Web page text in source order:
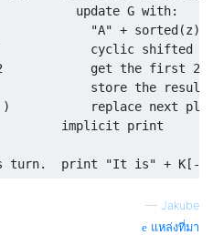
update G with:
"A" + sorted(z)
cyclic shifted
get the first 2
store the result
replace next
implicit print
— Jakube
แหล่งที่มา